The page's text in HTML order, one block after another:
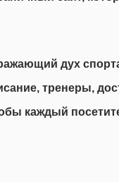
дух
тренеры,
каждый